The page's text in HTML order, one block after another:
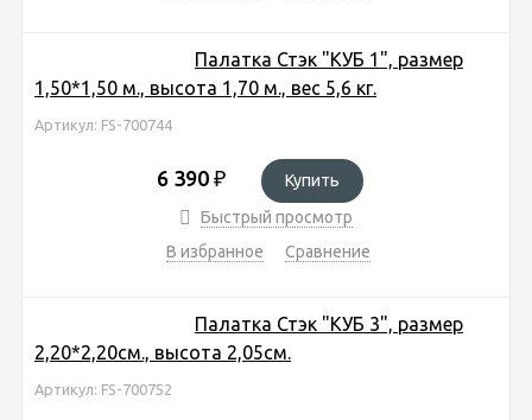
Палатка Стэк "КУБ 1", размер
1,50*1,50 м., высота 1,70 м., вес 5,6 кг.
Артикул: FS-700744
6 390 ₽
Купить
Быстрый просмотр
В избранное
Сравнение
Палатка Стэк "КУБ 3", размер
2,20*2,20см., высота 2,05см.
Артикул: FS-700752